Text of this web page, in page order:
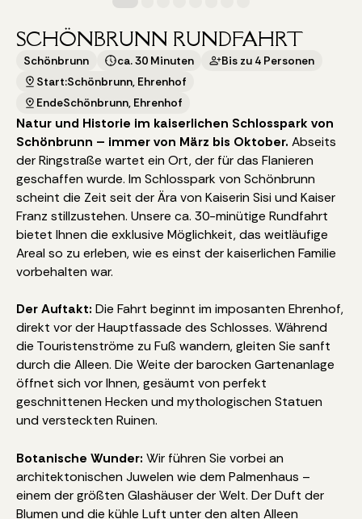
SCHÖNBRUNN RUNDFAHRT
Schönbrunn ca. 30 Minuten
Bis zu 4 Personen
Start:Schönbrunn, Ehrenhof
EndeSchönbrunn, Ehrenhof
Natur und Historie im kaiserlichen Schlosspark von
Schönbrunn – immer von März bis Oktober. Abseits
der Ringstraße wartet ein Ort, der für das Flanieren
geschaffen wurde. Im Schlosspark von Schönbrunn
scheint die Zeit seit der Ära von Kaiserin Sisi und Kaiser
Franz stillzustehen. Unsere ca. 30-minütige Rundfahrt
bietet Ihnen die exklusive Möglichkeit, das weitläufige
Areal so zu erleben, wie es einst der kaiserlichen Familie
vorbehalten war.
Der Auftakt: Die Fahrt beginnt im imposanten Ehrenhof,
direkt vor der Hauptfassade des Schlosses. Während
die Touristenströme zu Fuß wandern, gleiten Sie sanft
durch die Alleen. Die Weite der barocken Gartenanlage
öffnet sich vor Ihnen, gesäumt von perfekt
geschnittenen Hecken und mythologischen Statuen
und versteckten Ruinen.
Botanische Wunder: Wir führen Sie vorbei an
architektonischen Juwelen wie dem Palmenhaus –
einem der größten Glashäuser der Welt. Der Duft der
Blumen und die kühle Luft unter den alten Alleen